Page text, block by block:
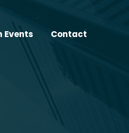
Events Contact